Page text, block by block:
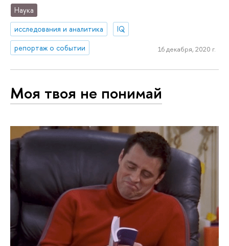
Наука
исследования и аналитика
IQ
репортаж о событии
16 декабря, 2020 г.
Моя твоя не понимай